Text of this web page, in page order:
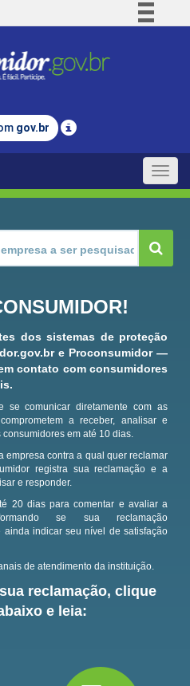
Comunica BR
Legislação
gov.br
Toggle
dos sistemas de proteção
e Proconsumidor —
contato com consumidores
se comunicar diretamente com as
a receber, analisar e
em até 10 dias.
empresa contra a qual quer reclamar
registra sua reclamação e a
e responder.
20 dias para comentar e avaliar a
se sua reclamação
indicar seu nível de satisfação
de atendimento da instituição.
reclamação, clique
e leia: